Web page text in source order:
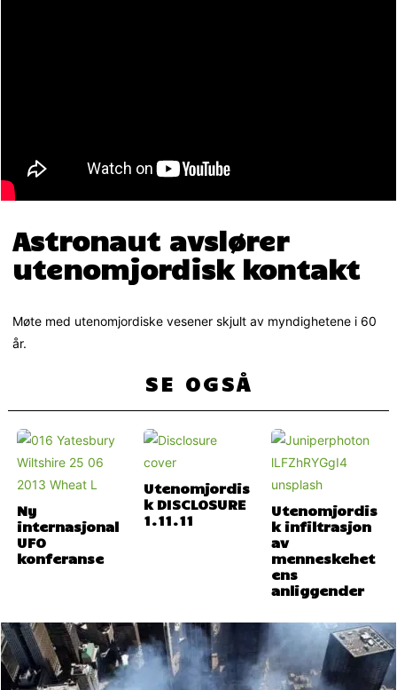
Astronaut avslører
utenomjordisk kontakt
Møte med utenomjordiske vesener skjult av myndighetene i 60
år.
SE OGSÅ
Ny
internasjonal
UFO
konferanse
Utenomjordis
k DISCLOSURE
1.11.11
Utenomjordis
k infiltrasjon
av
menneskehet
ens
anliggender